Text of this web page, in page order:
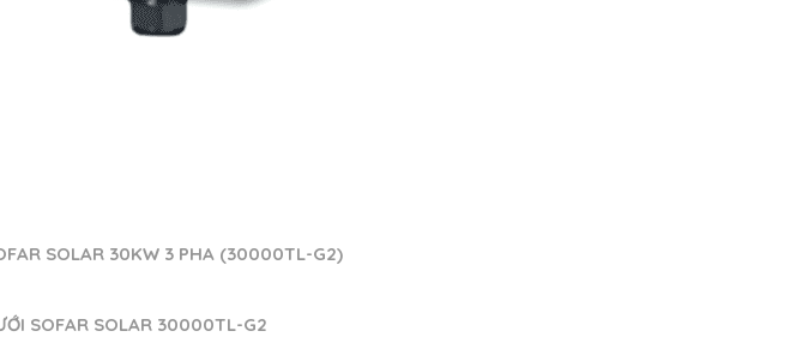
SOLAR 30KW 3 PHA (30000TL-G2)
SOFAR SOLAR 30000TL-G2